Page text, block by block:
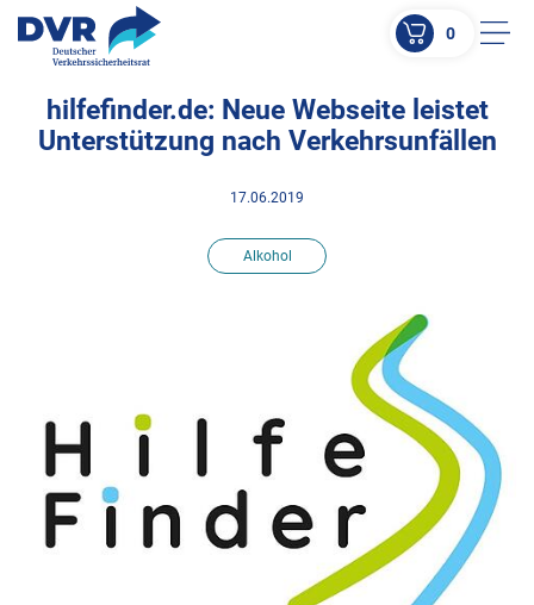
ZUM HAUPTINHALT SPRINGEN
ZUR SUCHE SPRINGEN
0
hilfefinder.de: Neue Webseite leistet
Unterstützung nach Verkehrsunfällen
17.06.2019
Alkohol